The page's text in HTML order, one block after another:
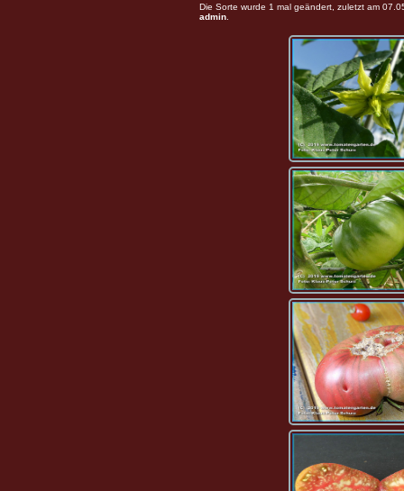
Die Sorte wurde 1 mal geändert, zuletzt am
admin